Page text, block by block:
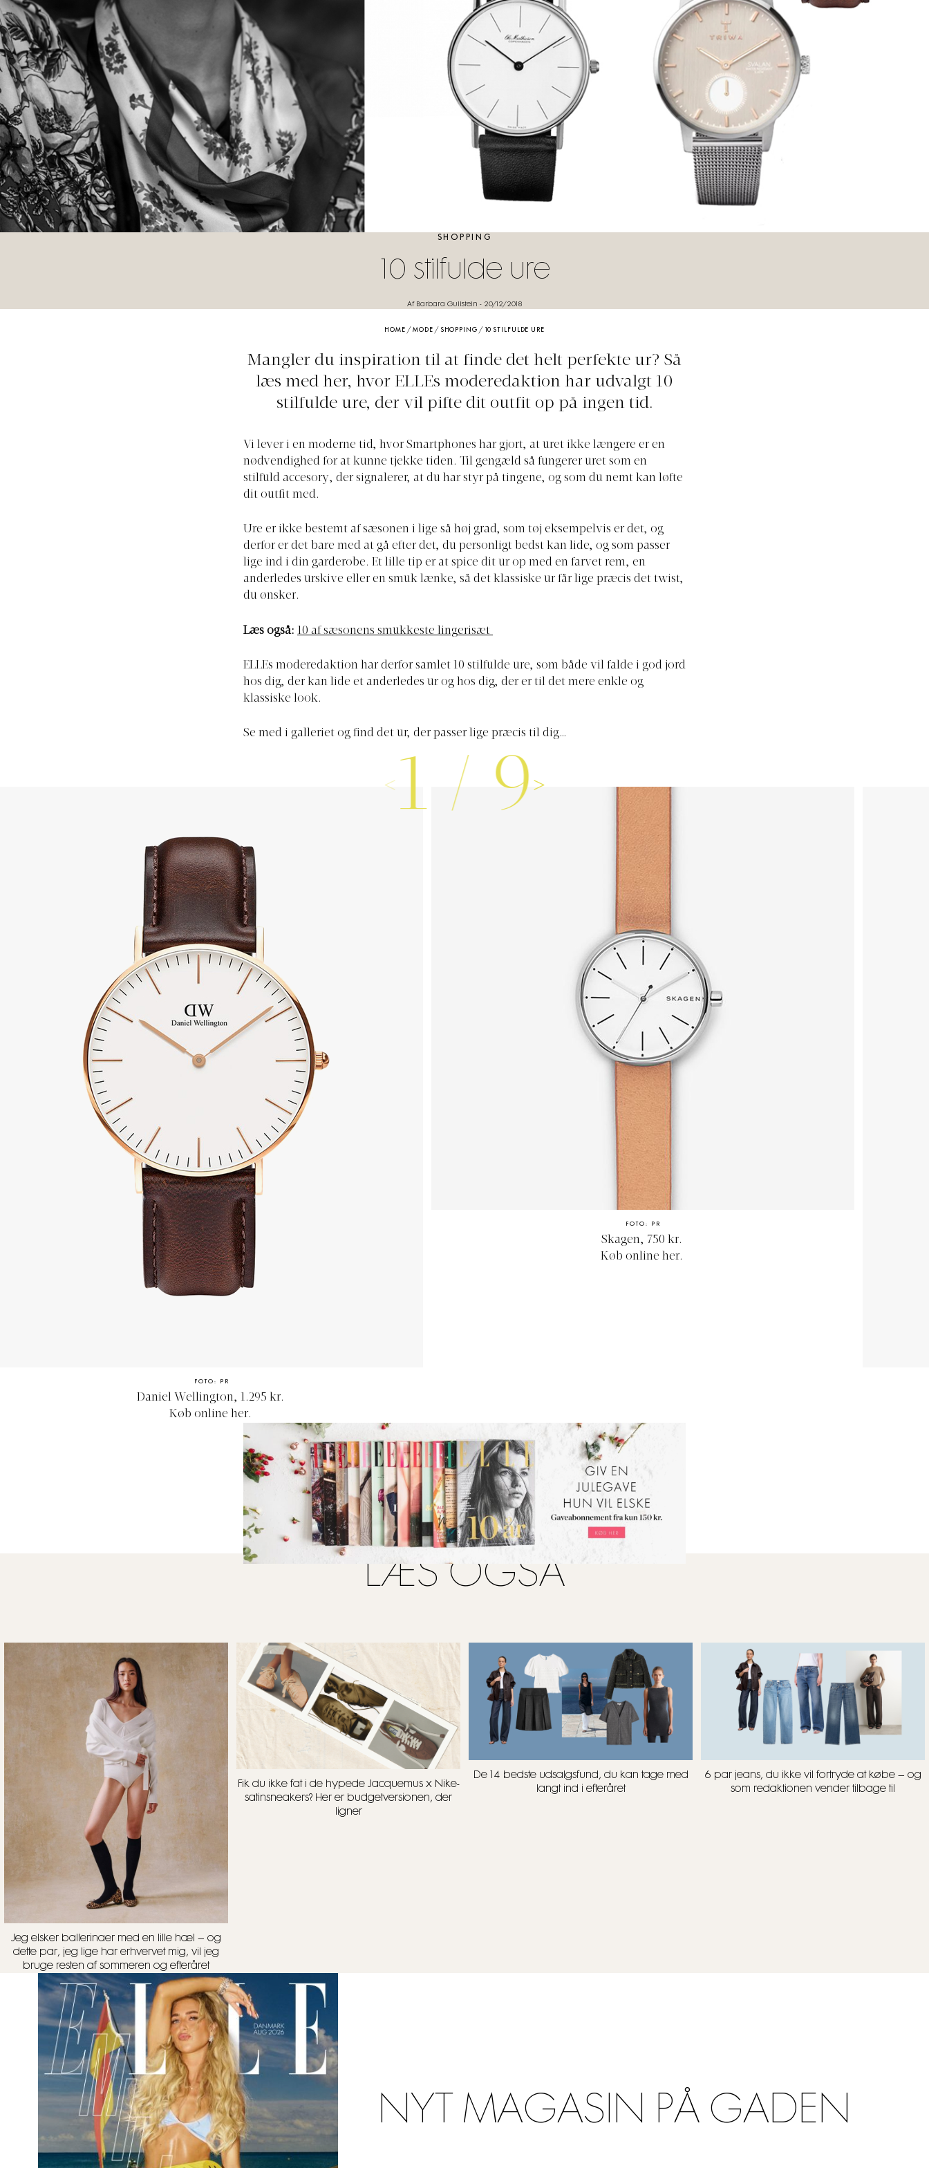
SHOPPING
10 stilfulde ure
Af Barbara Gullstein - 20/12/2018
HOME /MODE / SHOPPING / 10 STILFULDE URE
Mangler du inspiration til at finde det helt perfekte ur? Så
læs med her, hvor ELLEs moderedaktion har udvalgt 10
stilfulde ure, der vil pifte dit outfit op på ingen tid.
Vi lever i en moderne tid, hvor Smartphones har gjort, at uret ikke længere er en
nødvendighed for at kunne tjekke tiden. Til gengæld så fungerer uret som en
stilfuld accesory, der signalerer, at du har styr på tingene, og som du nemt kan løfte
dit outfit med.
Ure er ikke bestemt af sæsonen i lige så høj grad, som tøj eksempelvis er det, og
derfor er det bare med at gå efter det, du personligt bedst kan lide, og som passer
lige ind i din garderobe. Et lille tip er at spice dit ur op med en farvet rem, en
anderledes urskive eller en smuk lænke, så det klassiske ur får lige præcis det twist,
du ønsker.
Læs også: 10 af sæsonens smukkeste lingerisæt
ELLEs moderedaktion har derfor samlet 10 stilfulde ure, som både vil falde i god jord
hos dig, der kan lide et anderledes ur og hos dig, der er til det mere enkle og
klassiske look.
Se med i galleriet og find det ur, der passer lige præcis til dig…
1 / 9
FOTO: PR
Daniel Wellington, 1.295 kr.
Køb online her.
FOTO: PR
Skagen, 750 kr.
Køb online her.
LÆS OGSÅ
Jeg elsker ballerinaer med en lille hæl – og
dette par, jeg lige har erhvervet mig, vil jeg
bruge resten af sommeren og efteråret
Fik du ikke fat i de hypede Jacquemus x Nike-
satinsneakers? Her er budgetversionen, der
ligner
De 14 bedste udsalgsfund, du kan tage med
langt ind i efteråret
6 par jeans, du ikke vil fortryde at købe – og
som redaktionen vender tilbage til
NYT MAGASIN PÅ GADEN